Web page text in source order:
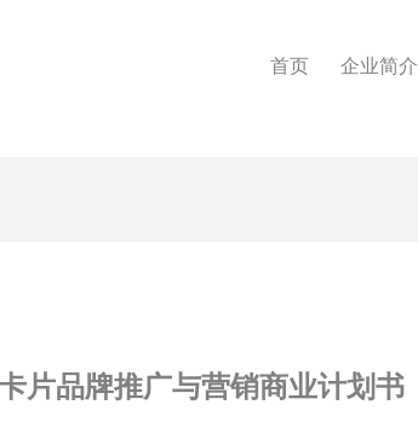
首页 企业简介
片品牌推广与营销商业计划书